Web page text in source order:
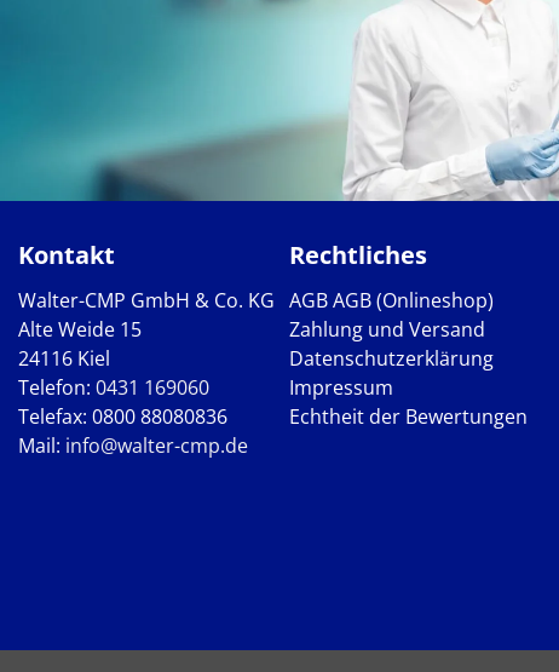
Kontakt
Walter-CMP GmbH & Co. KG
Alte Weide 15
24116 Kiel
Telefon: 0431 169060
Telefax: 0800 88080836
Mail: info@walter-cmp.de
Rechtliches
AGBAGB (Onlineshop)
Zahlung und Versand
Datenschutzerklärung
Impressum
Echtheit der Bewertungen